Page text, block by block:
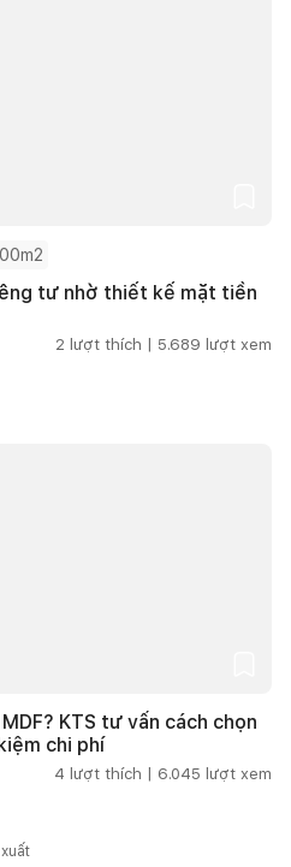
tư nhờ thiết kế mặt tiền
2 lượt thích | 5.689 lượt xem
KTS tư vấn cách chọn
chi phí
4 lượt thích | 6.045 lượt xem